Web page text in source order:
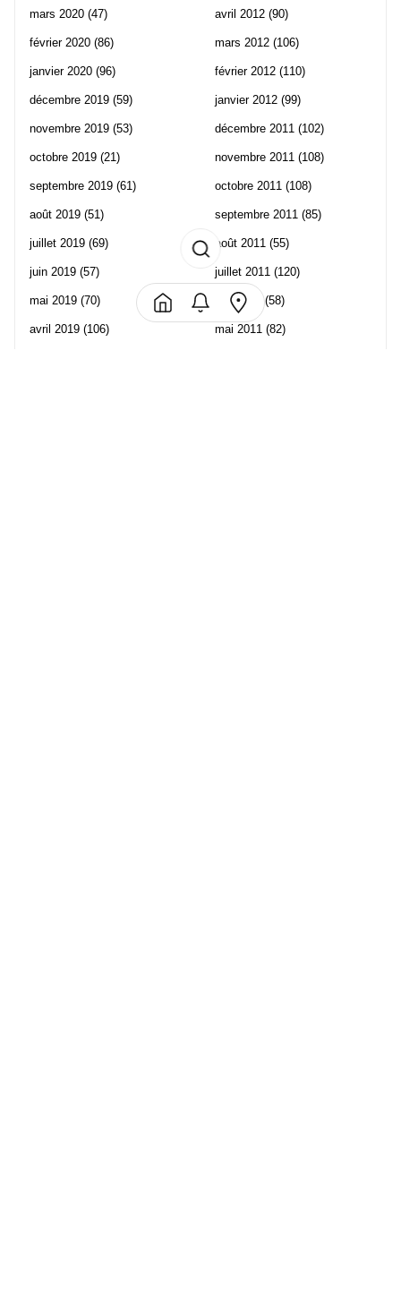
mars 2020 (47)
février 2020 (86)
janvier 2020 (96)
décembre 2019 (59)
novembre 2019 (53)
octobre 2019 (21)
septembre 2019 (61)
août 2019 (51)
juillet 2019 (69)
juin 2019 (57)
mai 2019 (70)
avril 2019 (106)
avril 2012 (90)
mars 2012 (106)
février 2012 (110)
janvier 2012 (99)
décembre 2011 (102)
novembre 2011 (108)
octobre 2011 (108)
septembre 2011 (85)
août 2011 (55)
juillet 2011 (120)
juin 2011 (58)
mai 2011 (82)